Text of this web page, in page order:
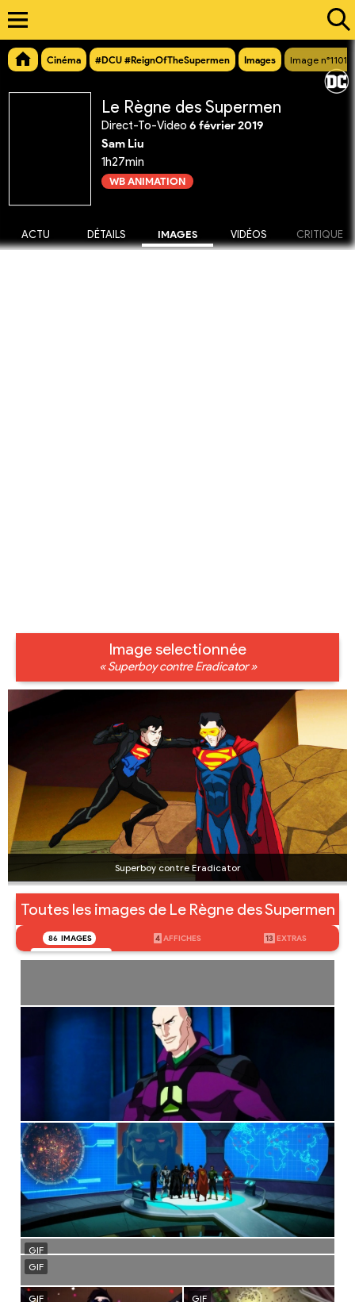
Cinéma #DCU #ReignOfTheSupermen Images Image n°11016
Le Règne des Supermen
Direct-To-Video 6 février 2019
Sam Liu
1h27min
WB ANIMATION
ACTU DÉTAILS IMAGES VIDÉOS CRITIQUE
Image selectionnée
« Superboy contre Eradicator »
Superboy contre Eradicator
Toutes les images de Le Règne des Supermen
86 IMAGES 4 AFFICHES 13 EXTRAS